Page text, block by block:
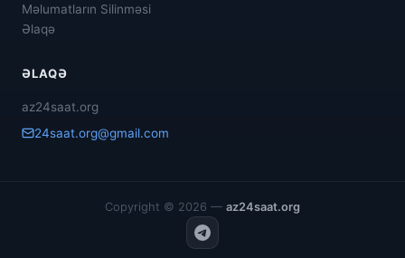
Məlumatların Silinməsi
Əlaqə
ƏLAQƏ
az24saat.org
24saat.org@gmail.com
Copyright © 2026 — az24saat.org